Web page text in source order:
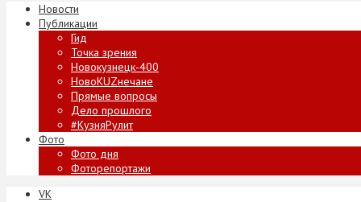
Новости
Публикации
Гид
Точка зрения
Новокузнецк-400
НовоKUZнечане
Прямые вопросы
Дело прошлого
#КузняРулит
Фото
Фото дня
Фоторепортажи
VK